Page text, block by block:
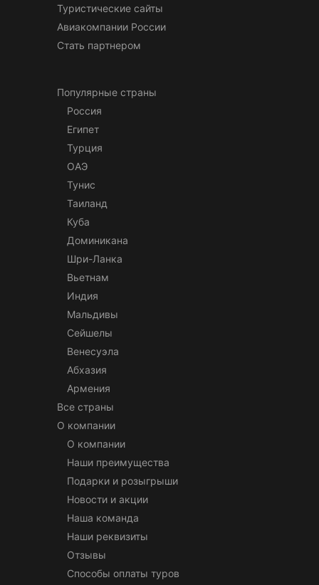
Туристические сайты
Авиакомпании России
Стать партнером
Популярные страны
Россия
Египет
Турция
ОАЭ
Тунис
Таиланд
Куба
Доминикана
Шри-Ланка
Вьетнам
Индия
Мальдивы
Сейшелы
Венесуэла
Абхазия
Армения
Все страны
О компании
О компании
Наши преимущества
Подарки и розыгрыши
Новости и акции
Наша команда
Наши реквизиты
Отзывы
Способы оплаты туров